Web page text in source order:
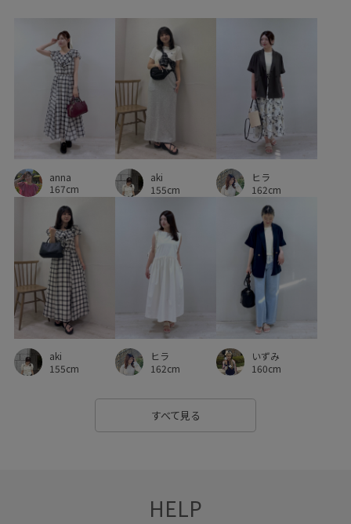
メッシュ ラインがきれい
リラックススタイル ワイドパンツ ワントーンコーデ
ワンピース ヴィンテージ
伸縮性 光沢感 取り外し可能 差し色 幅広
春先 活躍する一着 程よい肉感
穿き心地が良い 細見え 肌触りが良い
長財布
anna
167cm
aki
155cm
ヒラ
162cm
aki
155cm
ヒラ
162cm
いずみ
160cm
すべて見る
HELP